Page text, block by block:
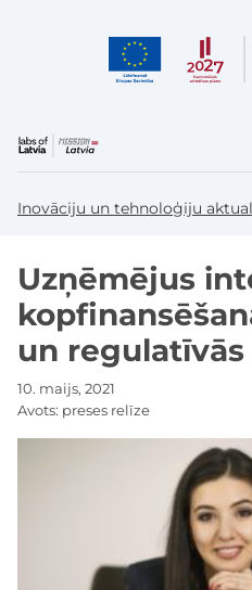
Inovāciju un tehnoloģiju
Uzņēmējus
un
10. maijs, 2021
Avots: preses relīze